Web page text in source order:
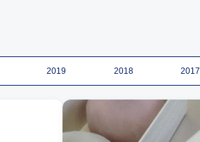
2019 2018 2017